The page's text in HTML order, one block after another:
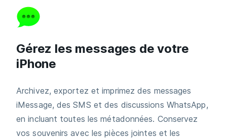
Gérez les messages de votre
iPhone
Archivez, exportez et imprimez des messages
iMessage, des SMS et des discussions WhatsApp,
en incluant toutes les métadonnées. Conservez
vos souvenirs avec les pièces jointes et les